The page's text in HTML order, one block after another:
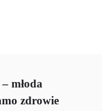
młoda
zdrowie